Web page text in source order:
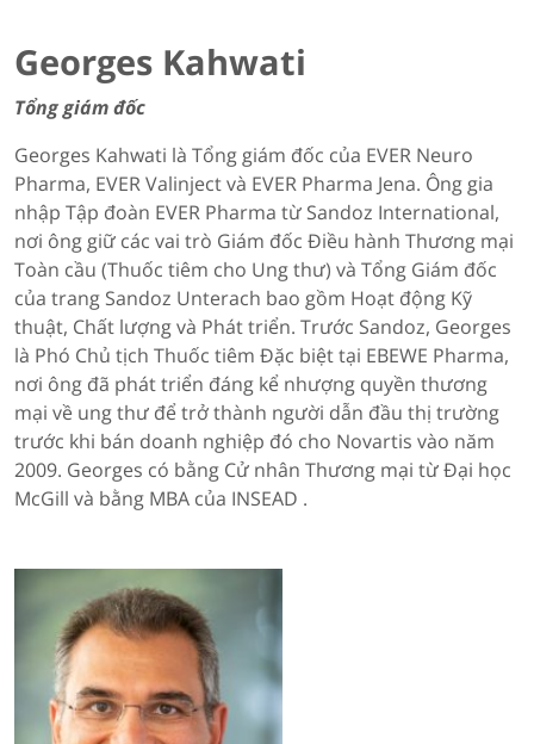
Georges Kahwati
Tổng giám đốc
Georges Kahwati là Tổng giám đốc của EVER Neuro
Pharma, EVER Valinject và EVER Pharma Jena. Ông gia
nhập Tập đoàn EVER Pharma từ Sandoz International,
nơi ông giữ các vai trò Giám đốc Điều hành Thương mại
Toàn cầu (Thuốc tiêm cho Ung thư) và Tổng Giám đốc
của trang Sandoz Unterach bao gồm Hoạt động Kỹ
thuật, Chất lượng và Phát triển. Trước Sandoz, Georges
là Phó Chủ tịch Thuốc tiêm Đặc biệt tại EBEWE Pharma,
nơi ông đã phát triển đáng kể nhượng quyền thương
mại về ung thư để trở thành người dẫn đầu thị trường
trước khi bán doanh nghiệp đó cho Novartis vào năm
2009. Georges có bằng Cử nhân Thương mại từ Đại học
McGill và bằng MBA của INSEAD .